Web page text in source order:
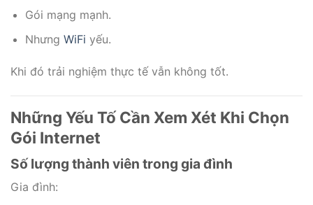
Gói mạng mạnh.
Nhưng WiFi yếu.
Khi đó trải nghiệm thực tế vẫn không tốt.
Những Yếu Tố Cần Xem Xét Khi Chọn
Gói Internet
Số lượng thành viên trong gia đình
Gia đình: